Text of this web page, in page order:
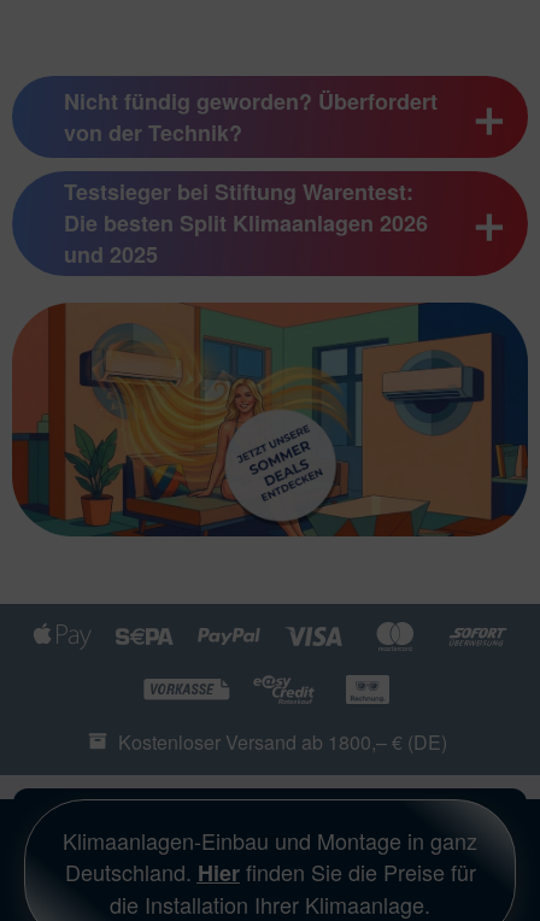
Nicht fündig geworden? Überfordert
von der Technik?
Testsieger bei Stiftung Warentest:
Die besten Split Klimaanlagen 2026
und 2025
Kostenloser Versand ab 1800,– € (DE)
Klimaanlagen-Einbau und Montage in ganz
Deutschland. Hierfinden Sie die Preise für
die Installation Ihrer Klimaanlage.